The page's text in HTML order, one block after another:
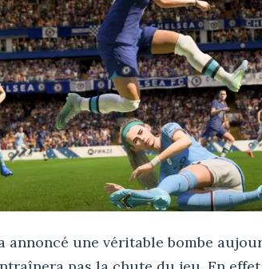
annoncé une véritable bombe